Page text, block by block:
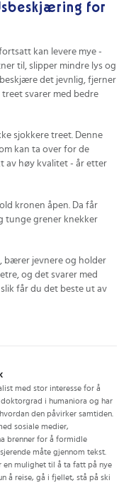
for
kan levere mye -
til, slipper mindre lys og
det jevnlig, fjerner
svarer med bedre
sjokkere treet. Denne
kan ta over for de
av høy kvalitet - år etter
kronen åpen. Da får
tunge grener knekker
bærer jevnere og holder
og det svarer med
får du det beste ut av
med stor interesse for å
i humaniora og har
den påvirker samtiden.
sosiale medier,
brenner for å formidle
måte gjennom tekst.
en mulighet til å ta fatt på nye
å reise, gå i fjellet, stå på ski